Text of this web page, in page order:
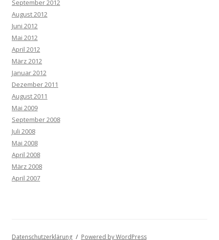
September 2012
August 2012
Juni 2012
Mai 2012
April 2012
März 2012
Januar 2012
Dezember 2011
August 2011
Mai 2009
September 2008
Juli 2008
Mai 2008
April 2008
März 2008
April 2007
Datenschutzerklärung Powered by WordPress